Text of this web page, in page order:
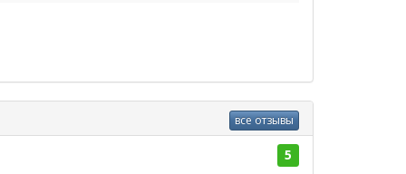
все отзывы
5